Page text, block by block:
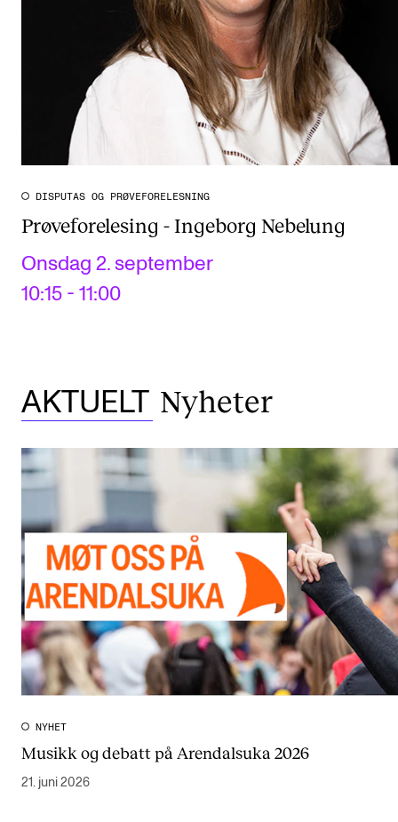
DISPUTAS OG PRØVEFORELESNING
Prøveforelesing - Ingeborg Nebelung
Onsdag 2. september
10:15 - 11:00
AKTUELT Nyheter
NYHET
Musikk og debatt på Arendalsuka 2026
21. juni 2026